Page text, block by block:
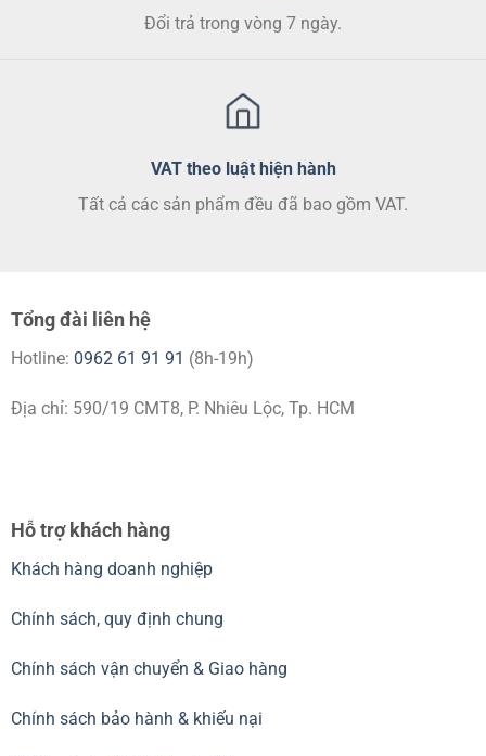
Đổi trả trong vòng 7 ngày.
VAT theo luật hiện hành
Tất cả các sản phẩm đều đã bao gồm VAT.
Tổng đài liên hệ
Hotline: 0962 61 91 91 (8h-19h)
Địa chỉ: 590/19 CMT8, P. Nhiêu Lộc, Tp. HCM
Hỗ trợ khách hàng
Khách hàng doanh nghiệp
Chính sách, quy định chung
Chính sách vận chuyển & Giao hàng
Chính sách bảo hành & khiếu nại